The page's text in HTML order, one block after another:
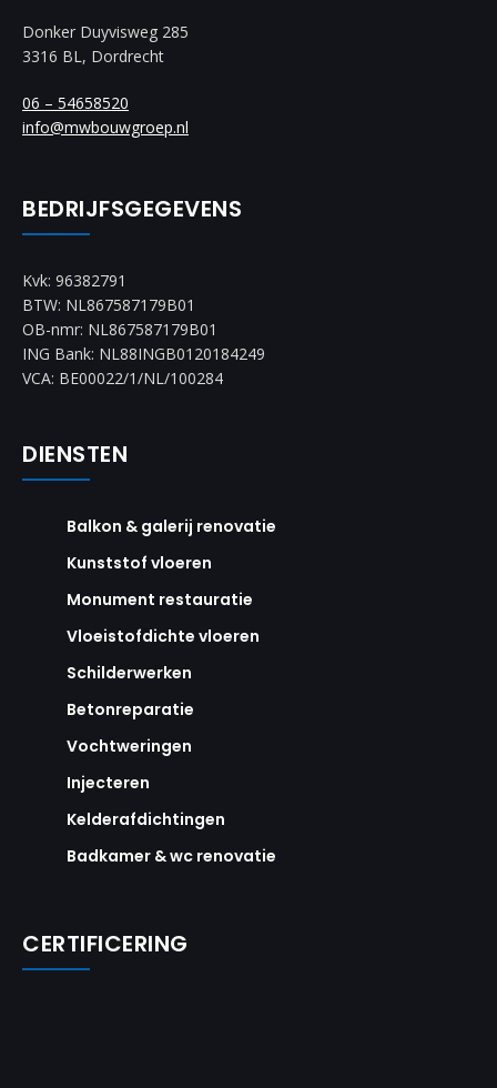
Donker Duyvisweg 285
3316 BL, Dordrecht
06 – 54658520
info@mwbouwgroep.nl
BEDRIJFSGEGEVENS
Kvk: 96382791
BTW: NL867587179B01
OB-nmr: NL867587179B01
ING Bank: NL88INGB0120184249
VCA: BE00022/1/NL/100284
DIENSTEN
Balkon & galerij renovatie
Kunststof vloeren
Monument restauratie
Vloeistofdichte vloeren
Schilderwerken
Betonreparatie
Vochtweringen
Injecteren
Kelderafdichtingen
Badkamer & wc renovatie
CERTIFICERING